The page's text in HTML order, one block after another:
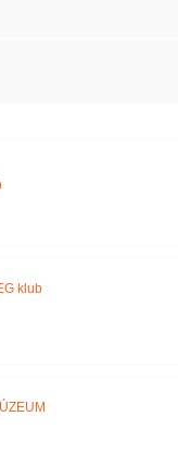
klub